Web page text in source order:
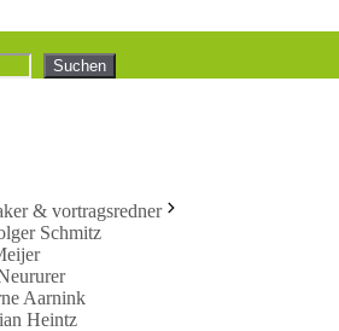
Suchen
& vortragsredner
Schmitz
Aarnink
Heintz